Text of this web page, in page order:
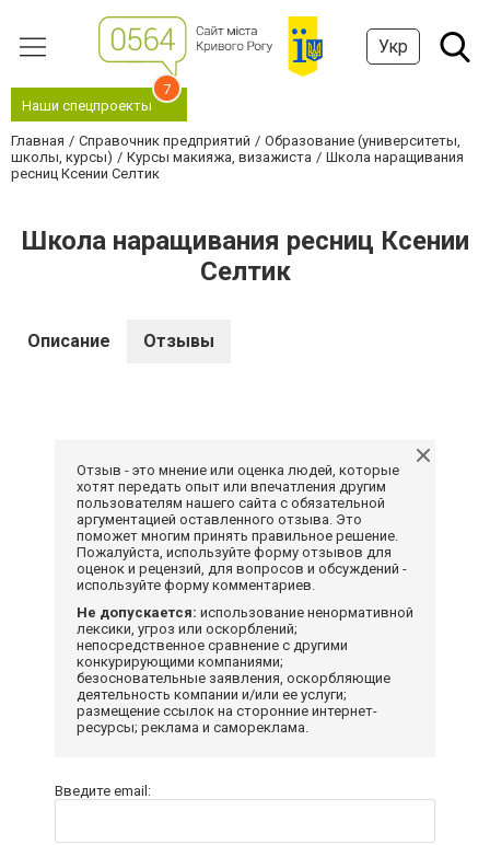
Укр
Наши спецпроекты
7
Главная Справочник предприятий
Образование (университеты,
школы, курсы)
Курсы макияжа, визажиста
Школа наращивания
ресниц Ксении Селтик
Школа наращивания ресниц Ксении
Селтик
Описание Отзывы
Отзыв - это мнение или оценка людей, которые
хотят передать опыт или впечатления другим
пользователям нашего сайта с обязательной
аргументацией оставленного отзыва. Это
поможет многим принять правильное решение.
Пожалуйста, используйте форму отзывов для
оценок и рецензий, для вопросов и обсуждений -
используйте форму комментариев.
Не допускается: использование ненормативной
лексики, угроз или оскорблений;
непосредственное сравнение с другими
конкурирующими компаниями;
безосновательные заявления, оскорбляющие
деятельность компании и/или ее услуги;
размещение ссылок на сторонние интернет-
ресурсы; реклама и самореклама.
Введите email: